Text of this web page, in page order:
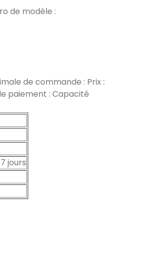
de modèle :
de commande : Prix :
paiement : Capacité
jours